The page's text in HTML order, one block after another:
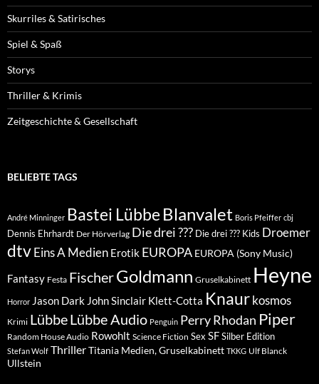
Skurriles & Satirisches
Spiel & Spaß
Storys
Thriller & Krimis
Zeitgeschichte & Gesellschaft
BELIEBTE TAGS
André Minninger Bastei Lübbe Blanvalet Boris Pfeiffer cbj
Dennis Ehrhardt Der Hörverlag Die drei ??? Die drei ??? Kids Droemer
dtvEins A Medien Erotik EUROPA EUROPA (Sony Music)
Fantasy Festa FischerGoldmann Gruselkabinett Heyne
Horror Jason Dark John Sinclair Klett-Cotta Knaur kosmos
Krimi LübbeLübbe Audio Penguin Perry Rhodan Piper
Random House Audio Rowohlt Science Fiction Sex SFSilber Edition
Stefan Wolf ThrillerTitania Medien, Gruselkabinett TKKG Ulf Blanck
Ullstein